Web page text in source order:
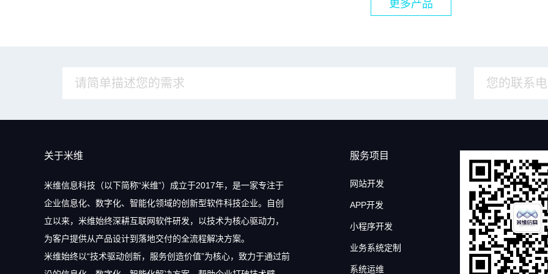
更多产品
关于米维
米维信息科技（以下简称“米维”）成立于2017年，是一家专注于
企业信息化、数字化、智能化领域的创新型软件科技企业。自创
立以来，米维始终深耕互联网软件研发，以技术为核心驱动力，
为客户提供从产品设计到落地交付的全流程解决方案。
米维始终以“技术驱动创新，服务创造价值”为核心，致力于通过前
服务项目
网站开发
APP开发
小程序开发
业务系统定制
系统运维